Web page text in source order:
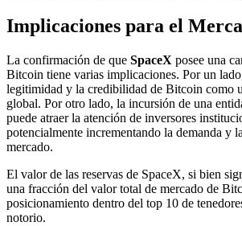
Implicaciones para el
La confirmación de que SpaceX posee una
Bitcoin tiene varias implicaciones. Por un
legitimidad y la credibilidad de Bitcoin como
global. Por otro lado, la incursión de una
puede atraer la atención de inversores
potencialmente incrementando la demanda y
mercado.
El valor de las reservas de SpaceX, si bien
una fracción del valor total de mercado de
posicionamiento dentro del top 10 de
notorio.